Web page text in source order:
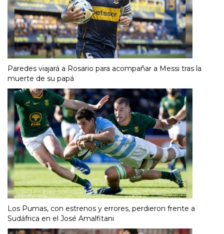
Paredes viajará a Rosario para acompañar a Messi tras la
muerte de su papá
Los Pumas, con estrenos y errores, perdieron frente a
Sudáfrica en el José Amalfitani